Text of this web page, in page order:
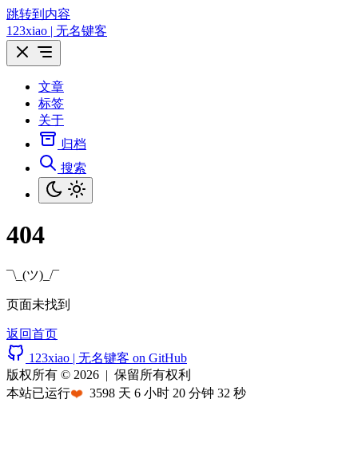
跳转到内容
123xiao | 无名键客
文章
标签
关于
归档
搜索
404
¯\_(ツ)_/¯
页面未找到
返回首页
123xiao | 无名键客 on GitHub
版权所有 © 2026 | 保留所有权利
本站已运行❤️ 3598 天 6 小时 20 分钟 32 秒